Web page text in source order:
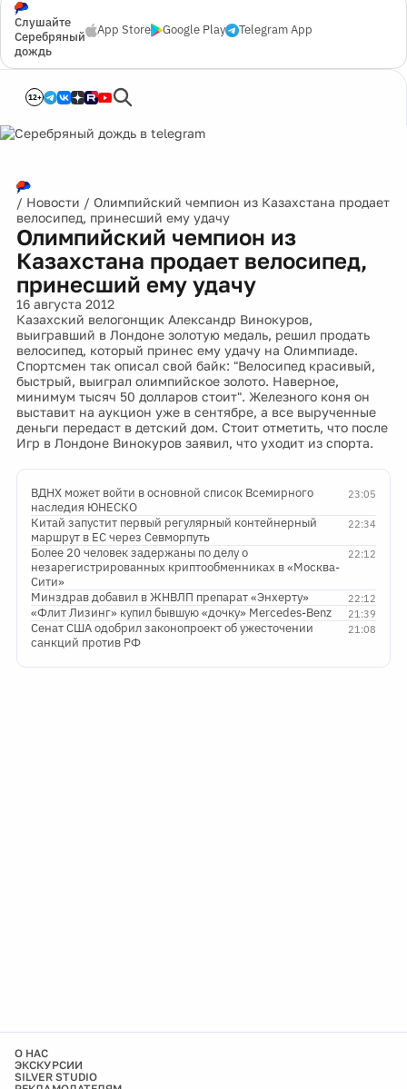
Слушайте
Серебряный
дождь
App Store Google Play Telegram App
12+
/ Новости / Олимпийский чемпион из Казахстана продает
велосипед, принесший ему удачу
Олимпийский чемпион из
Казахстана продает велосипед,
принесший ему удачу
16 августа 2012
Казахский велогонщик Александр Винокуров,
выигравший в Лондоне золотую медаль, решил продать
велосипед, который принес ему удачу на Олимпиаде.
Спортсмен так описал свой байк: "Велосипед красивый,
быстрый, выиграл олимпийское золото. Наверное,
минимум тысяч 50 долларов стоит". Железного коня он
выставит на аукцион уже в сентябре, а все вырученные
деньги передаст в детский дом. Стоит отметить, что после
Игр в Лондоне Винокуров заявил, что уходит из спорта.
23:05
ВДНХ может войти в основной список Всемирного
наследия ЮНЕСКО
22:34
Китай запустит первый регулярный контейнерный
маршрут в ЕС через Севморпуть
22:12
Более 20 человек задержаны по делу о
незарегистрированных криптообменниках в «Москва-
Сити»
22:12
Минздрав добавил в ЖНВЛП препарат «Энхерту»
21:39
«Флит Лизинг» купил бывшую «дочку» Mercedes-Benz
21:08
Сенат США одобрил законопроект об ужесточении
санкций против РФ
О НАС
ЭКСКУРСИИ
SILVER STUDIO